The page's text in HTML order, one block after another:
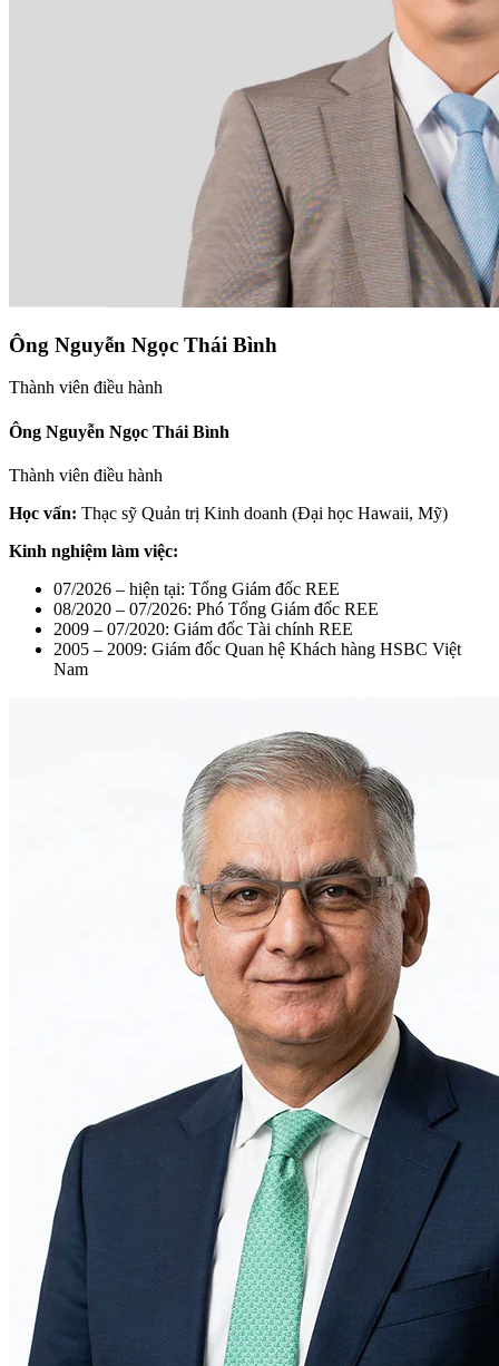
Ông Nguyễn Ngọc Thái Bình
Thành viên điều hành
Ông Nguyễn Ngọc Thái Bình
Thành viên điều hành
Học vấn: Thạc sỹ Quản trị Kinh doanh (Đại học Hawaii, Mỹ)
Kinh nghiệm làm việc:
07/2026 – hiện tại: Tổng Giám đốc REE
08/2020 – 07/2026: Phó Tổng Giám đốc REE
2009 – 07/2020: Giám đốc Tài chính REE
2005 – 2009: Giám đốc Quan hệ Khách hàng HSBC Việt
Nam